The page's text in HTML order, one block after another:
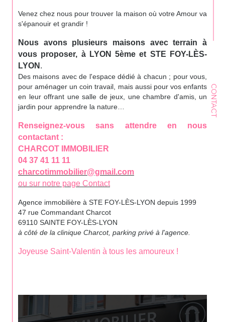
CONTACT
Venez chez nous pour trouver la maison où votre Amour va
s'épanouir et grandir !
Nous avons plusieurs maisons avec terrain à
vous proposer, à LYON 5ème et STE FOY-LÈS-
LYON .
Des maisons avec de l'espace dédié à chacun ; pour vous,
pour aménager un coin travail, mais aussi pour vos enfants
en leur offrant une salle de jeux, une chambre d'amis, un
jardin pour apprendre la nature…
Renseignez-vous sans attendre en nous
contactant :
CHARCOT IMMOBILIER
04 37 41 11 11
charcotimmobilier@gmail.com
ou sur notre page Contact
Agence immobilière à STE FOY-LÈS-LYON depuis 1999
47 rue Commandant Charcot
69110 SAINTE FOY-LÈS-LYON
à côté de la clinique Charcot, parking privé à l'agence.
Joyeuse Saint-Valentin à tous les amoureux !